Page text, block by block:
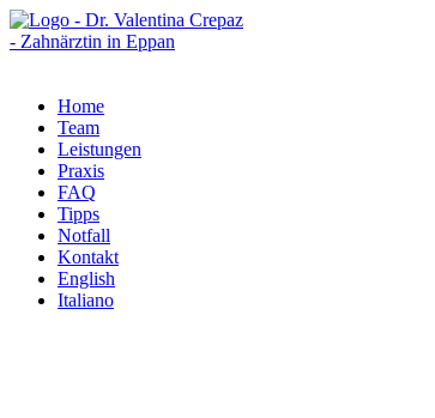
Zum
Inhalt
Home
Team
Leistungen
Praxis
FAQ
Tipps
Notfall
Kontakt
English
Italiano